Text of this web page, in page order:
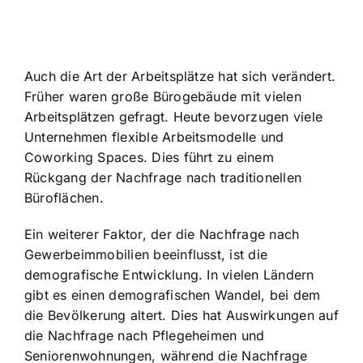
Auch die Art der Arbeitsplätze hat sich verändert.
Früher waren große Bürogebäude mit vielen
Arbeitsplätzen gefragt. Heute bevorzugen viele
Unternehmen flexible Arbeitsmodelle und
Coworking Spaces. Dies führt zu einem
Rückgang der Nachfrage nach traditionellen
Büroflächen.
Ein weiterer Faktor, der die Nachfrage nach
Gewerbeimmobilien beeinflusst, ist die
demografische Entwicklung. In vielen Ländern
gibt es einen demografischen Wandel, bei dem
die Bevölkerung altert. Dies hat Auswirkungen auf
die Nachfrage nach Pflegeheimen und
Seniorenwohnungen, während die Nachfrage